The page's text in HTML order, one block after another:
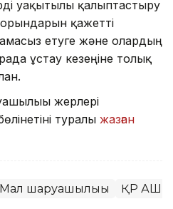
уақытылы қалыптастыру
қажетті
етуге және олардың
ұстау кезеңіне толық
жерлері
туралы жазған
Мал шаруашылығы ҚР АШМ